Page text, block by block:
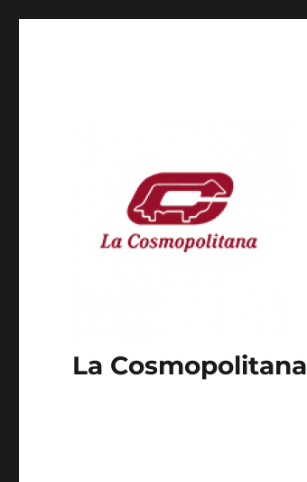
La Cosmopolitana